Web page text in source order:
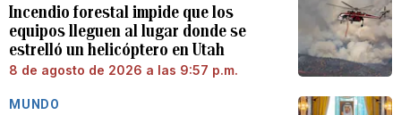
Incendio forestal impide que los
equipos lleguen al lugar donde se
estrelló un helicóptero en Utah
8 de agosto de 2026 a las 9:57 p.m.
MUNDO